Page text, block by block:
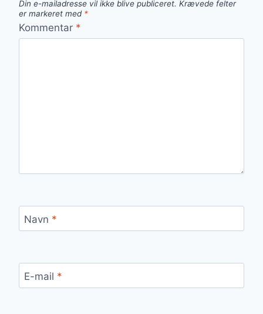
Din e-mailadresse vil ikke blive publiceret. Krævede felter
er markeret med *
Kommentar *
Navn *
E-mail *